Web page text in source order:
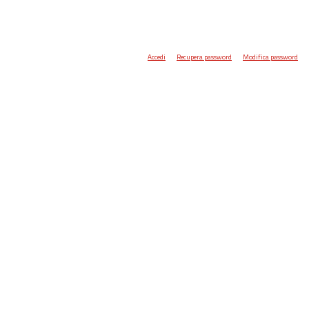
Accedi Recupera password Modifica password